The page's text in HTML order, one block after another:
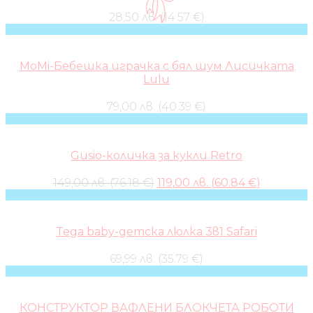
28,50 лв. (14.57 €)
MoMi-Бебешка играчка с бял шум Лисичката
Lulu
79,00 лв. (40.39 €)
Gusio-количка за кукли Retro
149,00 лв. (76.18 €) Original
119,00 лв. (60.84 €)
Tega baby-детска люлка 3в1 Safari
69,99 лв. (35.79 €)
КОНСТРУКТОР ВАФЛЕНИ БЛОКЧЕТА РОБОТИ